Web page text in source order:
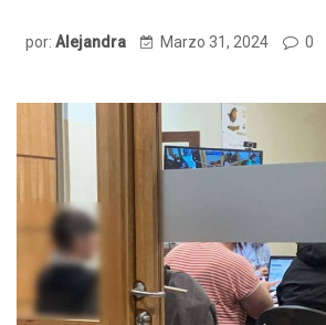
por: Alejandra Marzo 31, 2024 0